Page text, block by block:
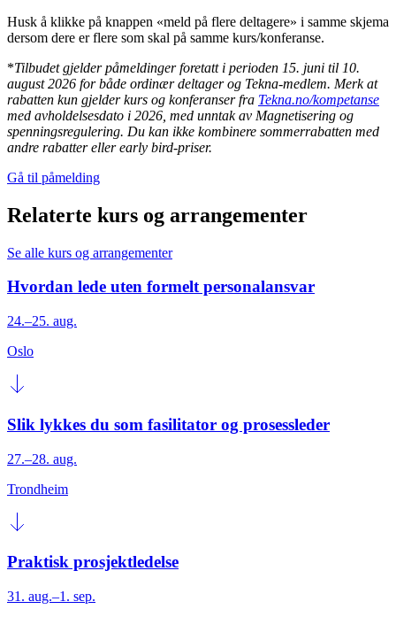
Husk å klikke på knappen «meld på flere deltagere» i samme skjema
dersom dere er flere som skal på samme kurs/konferanse.
*Tilbudet gjelder påmeldinger foretatt i perioden 15. juni til 10.
august 2026 for både ordinær deltager og Tekna-medlem. Merk at
rabatten kun gjelder kurs og konferanser fra Tekna.no/kompetanse
med avholdelsesdato i 2026, med unntak av Magnetisering og
spenningsregulering. Du kan ikke kombinere sommerrabatten med
andre rabatter eller early bird-priser.
Gå til påmelding
Relaterte kurs og arrangementer
Se alle kurs og arrangementer
Hvordan lede uten formelt personalansvar
24.–25. aug.
Oslo
Slik lykkes du som fasilitator og prosessleder
27.–28. aug.
Trondheim
Praktisk prosjektledelse
31. aug.–1. sep.